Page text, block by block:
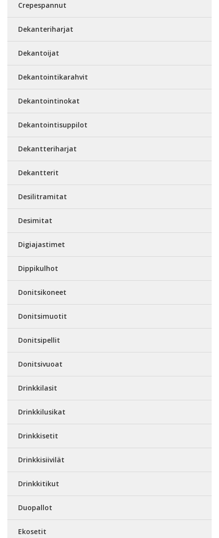
Crepespannut
Dekanteriharjat
Dekantoijat
Dekantointikarahvit
Dekantointinokat
Dekantointisuppilot
Dekantteriharjat
Dekantterit
Desilitramitat
Desimitat
Digiajastimet
Dippikulhot
Donitsikoneet
Donitsimuotit
Donitsipellit
Donitsivuoat
Drinkkilasit
Drinkkilusikat
Drinkkisetit
Drinkkisiivilät
Drinkkitikut
Duopallot
Ekosetit